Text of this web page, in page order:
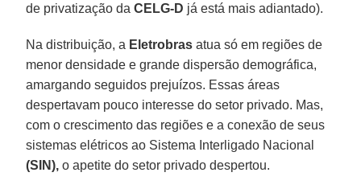
de privatização daCELG-D já está mais adiantado).
Na distribuição, a Eletrobras atua só em regiões de
menor densidade e grande dispersão demográfica,
amargando seguidos prejuízos. Essas áreas
despertavam pouco interesse do setor privado. Mas,
com o crescimento das regiões e a conexão de seus
sistemas elétricos ao Sistema Interligado Nacional
(SIN), o apetite do setor privado despertou.